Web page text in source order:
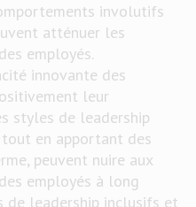
involutifs
atténuer les
employés.
innovante des
leur
styles de leadership
en apportant des
peuvent nuire aux
employés à long
de leadership inclusifs et